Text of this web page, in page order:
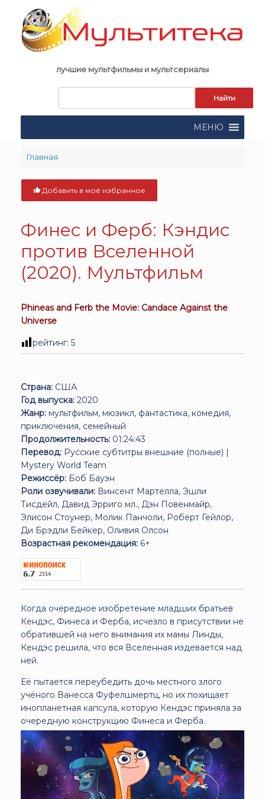
content
лучшие мультфильмы и мультсериалы
поиска:
МЕНЮ
Главная
Добавить в моё избранное
Финес и Ферб: Кэндис
против Вселенной
(2020). Мультфильм
Phineas and Ferb the Movie: Candace Against the
Universe
рейтинг: 5
Страна: США
Год выпуска: 2020
Жанр: мультфильм, мюзикл, фантастика, комедия,
приключения, семейный
Продолжительность: 01:24:43
Перевод: Русские субтитры внешние (полные) |
Mystery World Team
Режиссёр: Боб Бауэн
Роли озвучивали: Винсент Мартелла, Эшли
Тисдейл, Давид Эрриго мл., Дэн Повенмайр,
Элисон Стоунер, Молик Панчоли, Роберт Гейлор,
Ди Брэдли Бейкер, Оливия Олсон
Возрастная рекомендация: 6+
Когда очередное изобретение младших братьев
Кендэс, Финеса и Ферба, исчезло в присутствии не
обратившей на него внимания их мамы Линды,
Кендэс решила, что вся Вселенная издевается над
ней.
Её пытается переубедить дочь местного злого
учёного Ванесса Фуфелшмертц, но их похищает
инопланетная капсула, которую Кендэс приняла за
очередную конструкцию Финеса и Ферба.